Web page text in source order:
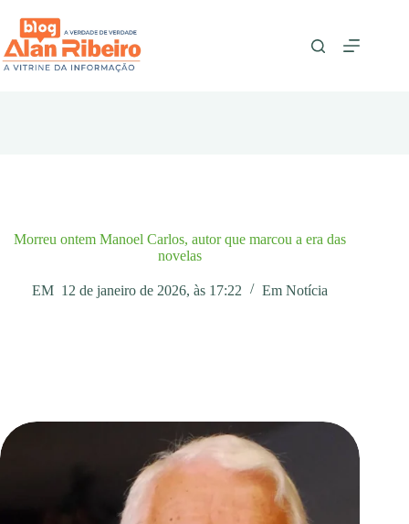
para
conteúdo
Morreu ontem Manoel Carlos, autor que marcou a era das
novelas
EM 12 de janeiro de 2026, às 17:22 Em Notícia